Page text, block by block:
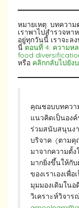
หมายเหตุ: บทควา
เราพาไปสำรวจห
อยู่ทุกวันนี้ เราจะล
นี่ ตอนที่ 4: ความห
food
หรือ คลิกกลับไปยัง
คุณชอบบทควา
แนวคิดเป็นอง
ร่วมสนับสนุนง
บริจาค (ตามคุ
มาจากความตั้ง
มากยิ่งขึ้นให้กั
ของเราเองเพื่
มุมมองเดิมใ
วิเคราะห์วิจาร